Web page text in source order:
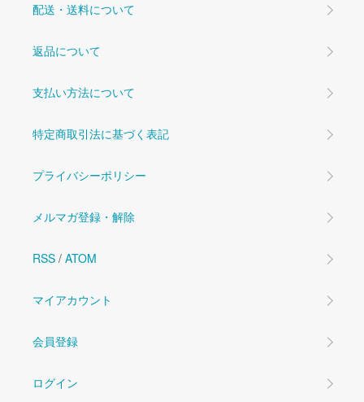
配送・送料について
返品について
支払い方法について
特定商取引法に基づく表記
プライバシーポリシー
メルマガ登録・解除
RSS / ATOM
マイアカウント
会員登録
ログイン